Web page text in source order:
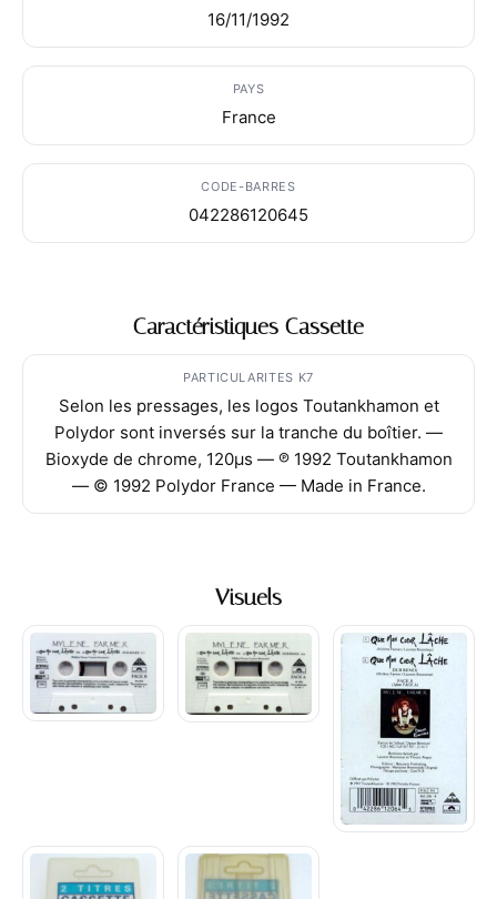
16/11/1992
PAYS
France
CODE-BARRES
042286120645
Caractéristiques Cassette
PARTICULARITES K7
Selon les pressages, les logos Toutankhamon et
Polydor sont inversés sur la tranche du boîtier. —
Bioxyde de chrome, 120µs — ℗ 1992 Toutankhamon
— © 1992 Polydor France — Made in France.
Visuels